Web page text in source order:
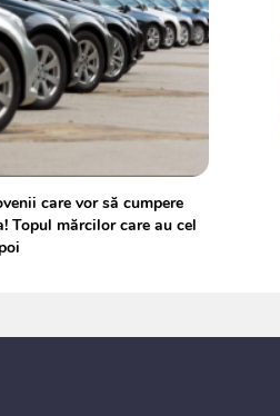
care vor să cumpere
Topul mărcilor care au cel